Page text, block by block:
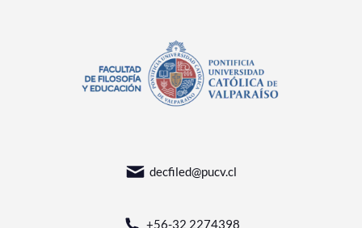
decfiled@pucv.cl
+56-32 2274398